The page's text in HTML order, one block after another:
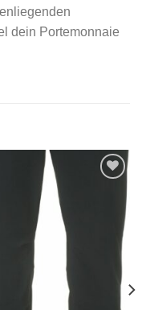
dein Portemonnaie